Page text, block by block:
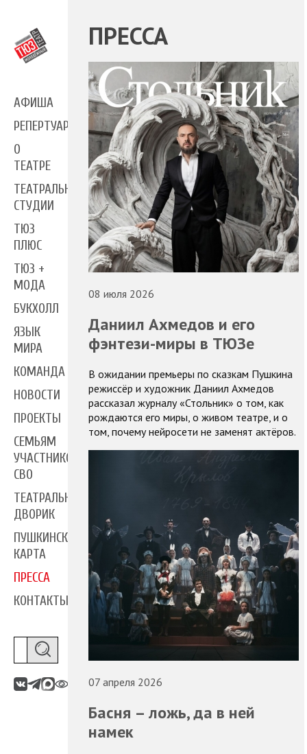
АФИША
РЕПЕРТУАР
О
ТЕАТРЕ
ТЕАТРАЛЬНЫЕ
СТУДИИ
ТЮЗ
ПЛЮС
ТЮЗ +
МОДА
БУКХОЛЛ
ЯЗЫК
МИРА
КОМАНДА
НОВОСТИ
ПРОЕКТЫ
СЕМЬЯМ
УЧАСТНИКОВ
СВО
ТЕАТРАЛЬНЫЙ
ДВОРИК
ПУШКИНСКАЯ
КАРТА
ПРЕССА
КОНТАКТЫ
ПРЕССА
08 июля 2026
Даниил Ахмедов и его
фэнтези-миры в ТЮЗе
В ожидании премьеры по сказкам Пушкина
режиссёр и художник Даниил Ахмедов
рассказал журналу «Стольник» о том, как
рождаются его миры, о живом театре, и о
том, почему нейросети не заменят актёров.
07 апреля 2026
Басня – ложь, да в ней
намек